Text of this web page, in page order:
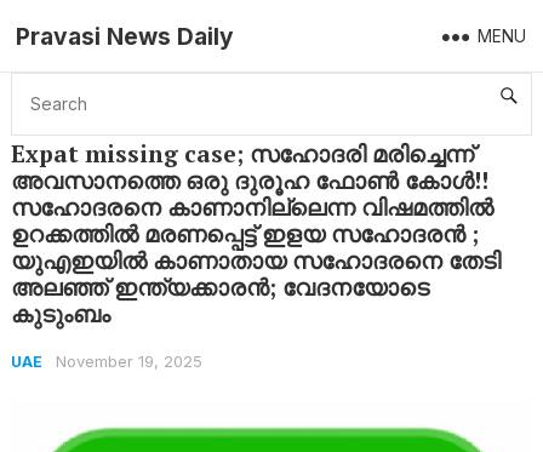
Pravasi News Daily MENU
Home UAE Expat missing case; സഹോദരി മരിച്ചെന്ന് അവസാനത്തെ ഒരു ദുരൂഹ ഫോൺ കോൾ!!സഹോദരനെ കാണാനില്ലെന്ന വിഷമത്തിൽ ഉറക്കത്തിൽ മരണപ്പെട്ട് ഇളയ സഹോദരൻ ; യുഎഇയിൽ കാണാതായ സഹോദരനെ തേടി അലഞ്ഞ് ഇന്ത്യക്കാരൻ; വേദനയോടെ കുടുംബം
Expat missing case; സഹോദരി മരിച്ചെന്ന്
അവസാനത്തെ ഒരു ദുരൂഹ ഫോൺ കോൾ!!
സഹോദരനെ കാണാനില്ലെന്ന വിഷമത്തിൽ
ഉറക്കത്തിൽ മരണപ്പെട്ട് ഇളയ സഹോദരൻ ;
യുഎഇയിൽ കാണാതായ സഹോദരനെ തേടി
അലഞ്ഞ് ഇന്ത്യക്കാരൻ; വേദനയോടെ
കുടുംബം
UAE November 19, 2025